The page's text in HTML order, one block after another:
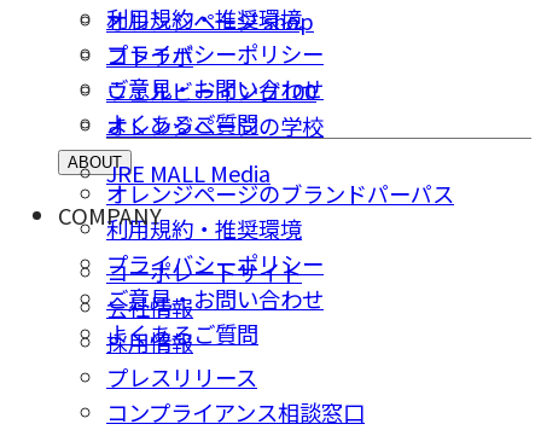
オレンジページ shop
コトラボ
ウェルビーイング100
オレンジページの学校
JRE MALL Media
利用規約・推奨環境
プライバシーポリシー
ご意⾒・お問い合わせ
よくあるご質問
ABOUT
オレンジページのブランドパーパス
利用規約・推奨環境
プライバシーポリシー
ご意⾒・お問い合わせ
よくあるご質問
COMPANY
コーポレートサイト
会社情報
採⽤情報
プレスリリース
コンプライアンス相談窓⼝